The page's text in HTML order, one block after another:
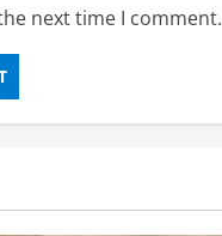
next time I comment.